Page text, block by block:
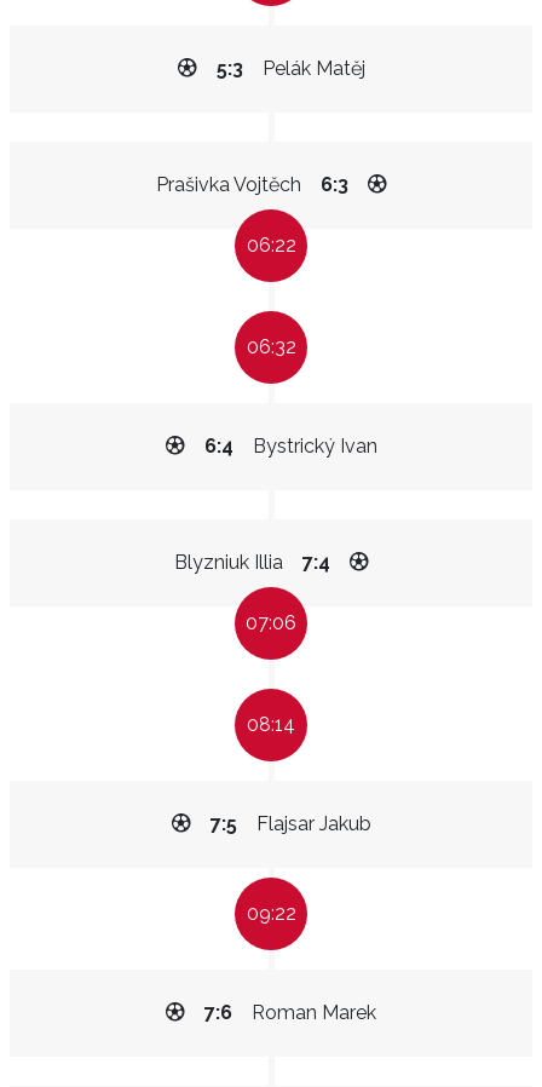
Pelák Matěj
5:3
Prašivka Vojtěch 6:3
06:22
06:32
Bystrický Ivan
6:4
Blyzniuk Illia 7:4
07:06
08:14
Flajsar Jakub
7:5
09:22
Roman Marek
7:6